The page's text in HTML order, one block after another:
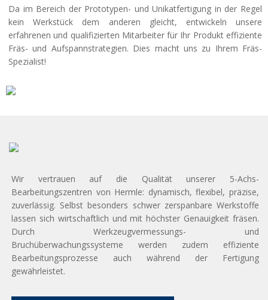
Da im Bereich der Prototypen- und Unikatfertigung in der Regel
kein Werkstück dem anderen gleicht, entwickeln unsere
erfahrenen und qualifizierten Mitarbeiter für Ihr Produkt effiziente
Fräs- und Aufspannstrategien. Dies macht uns zu Ihrem Fräs-
Spezialist!
Wir vertrauen auf die Qualität unserer 5-Achs-
Bearbeitungszentren von Hermle: dynamisch, flexibel, präzise,
zuverlässig. Selbst besonders schwer zerspanbare Werkstoffe
lassen sich wirtschaftlich und mit höchster Genauigkeit fräsen.
Durch Werkzeugvermessungs- und
Bruchüberwachungssysteme werden zudem effiziente
Bearbeitungsprozesse auch während der Fertigung
gewährleistet.